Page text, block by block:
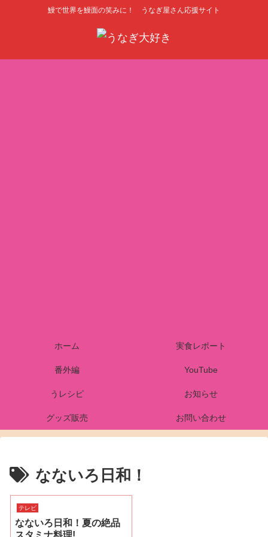
鰻で世界を鰻面の笑みに！ うなぎ屋さん応援サイト
ホーム 実食レポート
番外編 YouTube
うレシピ お知らせ
グッズ販売 お問い合わせ
なないろ日和！
テレビ
なないろ日和！夏の絶品
スタミナ料理!